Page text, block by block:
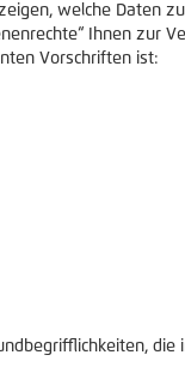
welche Daten
Ihnen zur
Vorschriften ist:
die